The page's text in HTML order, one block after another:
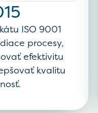
ISO 9001
procesy,
efektivitu
kvalitu